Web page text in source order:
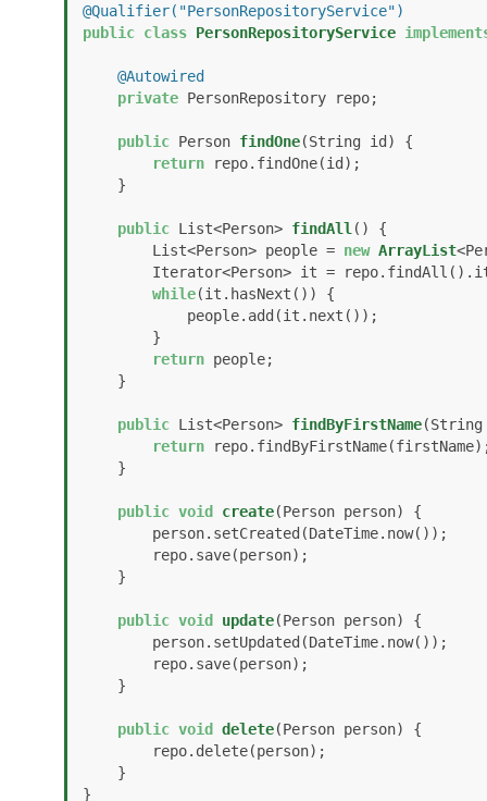
@Qualifier("PersonRepositoryService")
public class PersonRepositoryService
@Autowired
private PersonRepository repo;
public Person findOne(String id)
{
return repo.findOne(id);
public List<Person> findAll()
{
        List<Person> people =
new ArrayList
while(it.hasNext()) {
return people;
public List<Person> findByFirstName(String
return
public void create(Person person)
{
public void update(Person person)
{
public void delete(Person person)
{
}